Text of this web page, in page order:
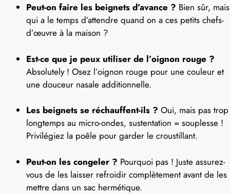
Peut-on faire les beignets d’avance ? Bien sûr, mais
qui a le temps d’attendre quand on a ces petits chefs-
d’œuvre à la maison ?
Est-ce que je peux utiliser de l’oignon rouge ?
Absolutely ! Osez l’oignon rouge pour une couleur et
une douceur nasale additionnelle.
Les beignets se réchauffent-ils ? Oui, mais pas trop
longtemps au micro-ondes, sustentation = souplesse !
Privilégiez la poêle pour garder le croustillant.
Peut-on les congeler ? Pourquoi pas ! Juste assurez-
vous de les laisser refroidir complètement avant de les
mettre dans un sac hermétique.